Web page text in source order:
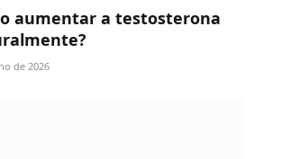
aumentar a testosterona
de 2026